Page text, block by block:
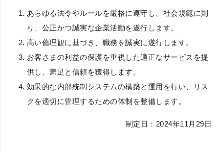
あらゆる法令やルールを厳格に遵守し、社会規範に則
り、公正かつ誠実な企業活動を遂行します。
高い倫理観に基づき、職務を誠実に遂行します。
お客さまの利益の保護を重視した適正なサービスを提
供し、満足と信頼を獲得します。
効果的な内部統制システムの構築と運用を行い、リス
クを適切に管理するための体制を整備します。
制定日：2024年11月29日